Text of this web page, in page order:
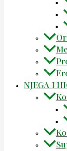
NJEGA I